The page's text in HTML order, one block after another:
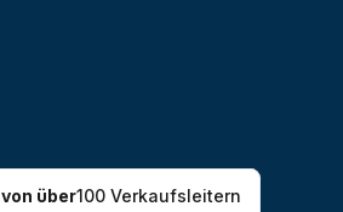
von über100 Verkaufsleitern